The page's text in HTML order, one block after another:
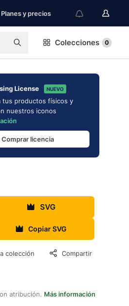
Planes y precios
Colecciones 0
License NUEVO
tus productos físicos y
nuestros iconos
Comprar licencia
SVG
Copiar SVG
colección Compartir
atribución. Más información